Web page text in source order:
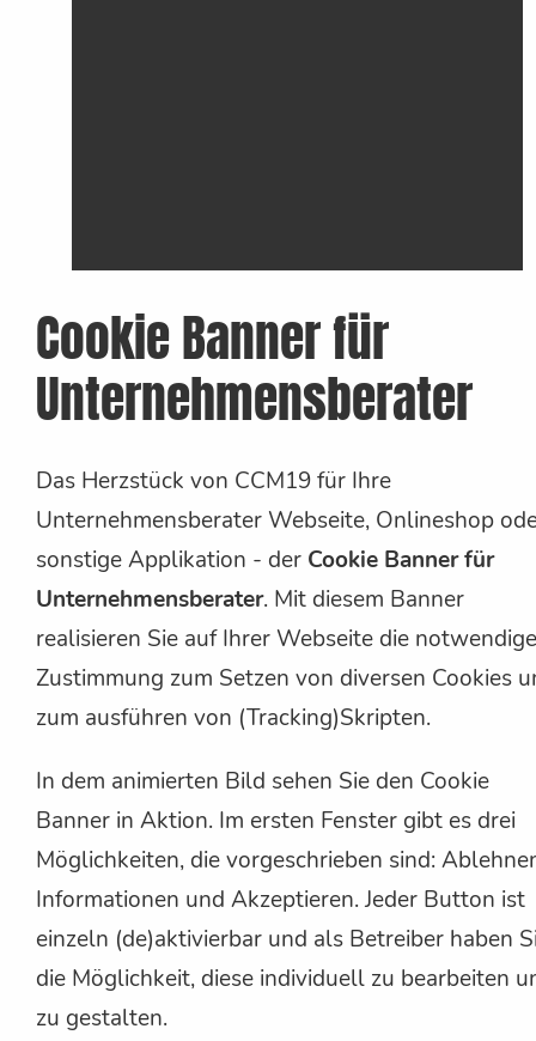
Cookie Banner für
Unternehmensberater
Das Herzstück von CCM19 für Ihre
Unternehmensberater Webseite, Onlineshop
sonstige Applikation - der Cookie Banner für
Unternehmensberater. Mit diesem Banner
realisieren Sie auf Ihrer Webseite die notwendige
Zustimmung zum Setzen von diversen Cookies
zum ausführen von (Tracking)Skripten.
In dem animierten Bild sehen Sie den Cookie
Banner in Aktion. Im ersten Fenster gibt es drei
Möglichkeiten, die vorgeschrieben sind:
Informationen und Akzeptieren. Jeder Button ist
einzeln (de)aktivierbar und als Betreiber haben
die Möglichkeit, diese individuell zu bearbeiten
zu gestalten.